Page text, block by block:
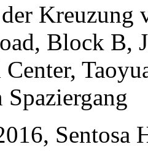
Kreuzung
Block B,
Sentosa